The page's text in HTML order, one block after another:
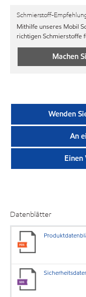
Schmierstoff-
Mithilfe unseres Mobil
richtigen Schmierstoffe
Machen
Wenden
An
Datenblätter